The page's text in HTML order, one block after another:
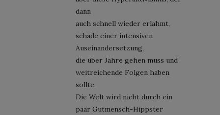
dann
auch schnell wieder erlahmt,
schade einer intensiven
Auseinandersetzung,
die über Jahre gehen muss und
weitreichende Folgen haben
sollte.
Die Welt wird nicht durch ein
paar Gutmensch-Hippster